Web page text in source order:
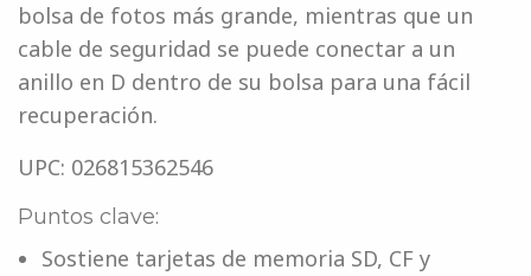
bolsa de fotos más grande, mientras que un
cable de seguridad se puede conectar a un
anillo en D dentro de su bolsa para una fácil
recuperación.
UPC: 026815362546
Puntos clave:
Sostiene tarjetas de memoria SD, CF y